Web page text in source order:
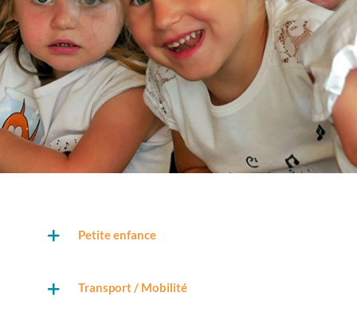
Petite enfance
Transport / Mobilité